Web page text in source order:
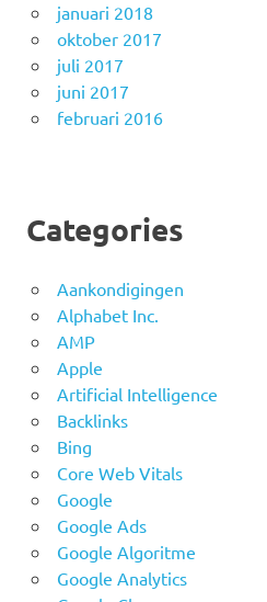
januari 2018
oktober 2017
juli 2017
juni 2017
februari 2016
Categories
Aankondigingen
Alphabet Inc.
AMP
Apple
Artificial Intelligence
Backlinks
Bing
Core Web Vitals
Google
Google Ads
Google Algoritme
Google Analytics